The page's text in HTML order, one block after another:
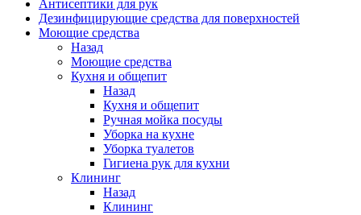
Антисептики для рук
Дезинфицирующие средства для поверхностей
Моющие средства
Назад
Моющие средства
Кухня и общепит
Назад
Кухня и общепит
Ручная мойка посуды
Уборка на кухне
Уборка туалетов
Гигиена рук для кухни
Клининг
Назад
Клининг